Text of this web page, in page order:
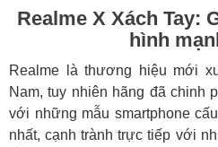
Realme X Xách Tay:
hình
Realme là thương hiệu mới
Nam, tuy nhiên hãng đã chinh
với những mẫu smartphone
nhất, cạnh trành trực tiếp với